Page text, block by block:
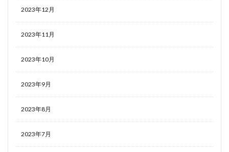
2023年12月
2023年11月
2023年10月
2023年9月
2023年8月
2023年7月